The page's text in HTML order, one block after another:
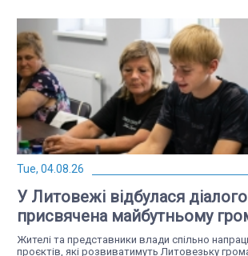
Tue, 04.08.26
У Литовежі відбулася
присвячена майбутньому
Жителі та представники влади спільно
проєктів, які розвиватимуть Литовезьку